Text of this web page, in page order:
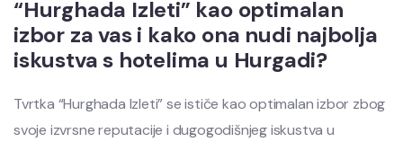
“Hurghada Izleti” kao optimalan
izbor za vas i kako ona nudi najbolja
iskustva s hotelima u Hurgadi?
Tvrtka “Hurghada Izleti” se ističe kao optimalan izbor zbog
svoje izvrsne reputacije i dugogodišnjeg iskustva u